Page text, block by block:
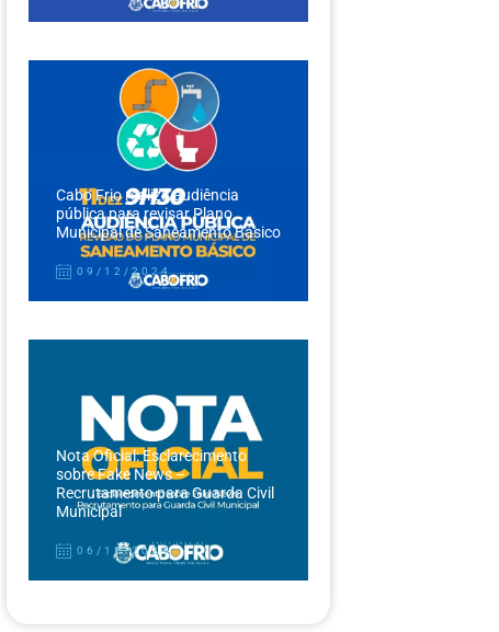
Cabo Frio realiza audiência
pública para revisar Plano
Municipal de Saneamento Básico
09/12/2024
Nota Oficial: Esclarecimento
sobre Fake News –
Recrutamento para Guarda Civil
Municipal
06/12/2024